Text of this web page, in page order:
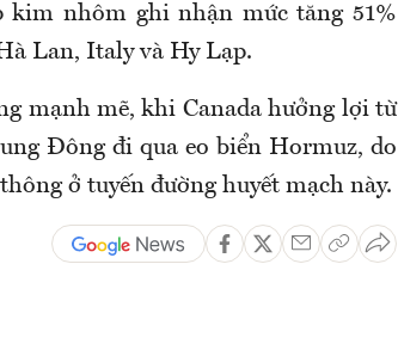
kim nhôm ghi nhận mức tăng 51%
Lan, Italy và Hy Lạp.
mạnh mẽ, khi Canada hưởng lợi từ
Đông đi qua eo biển Hormuz, do
ở tuyến đường huyết mạch này.